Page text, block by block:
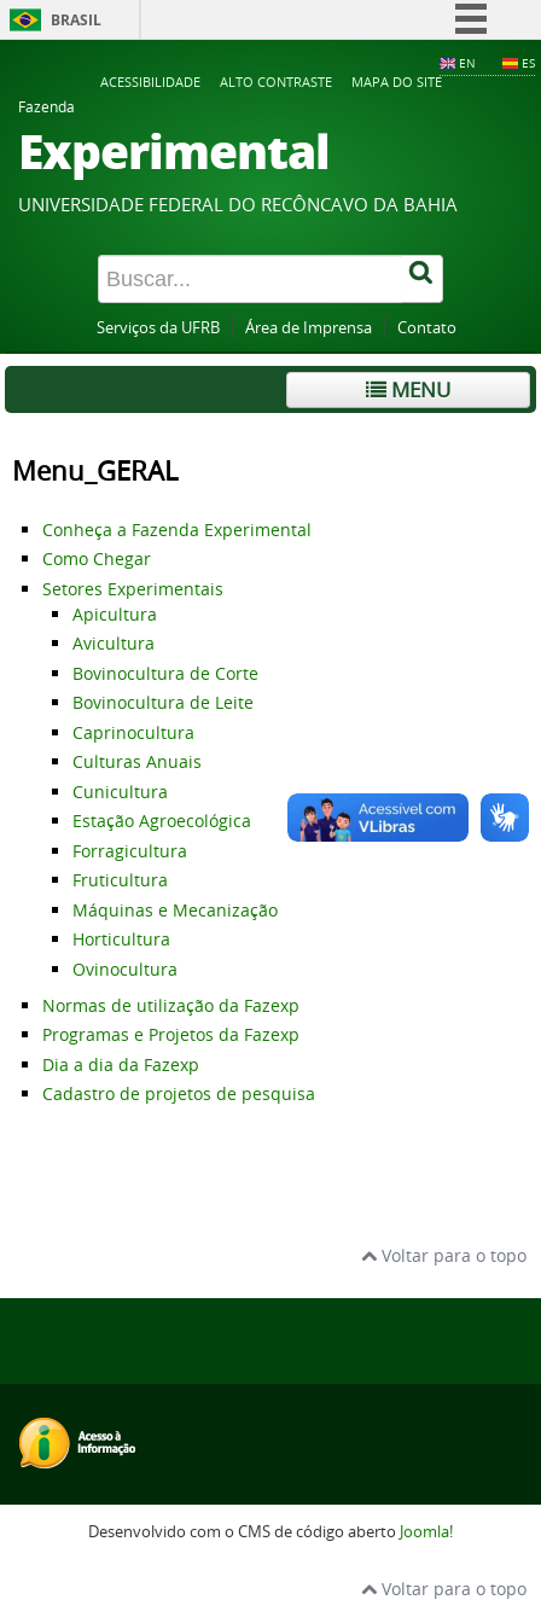
BRASIL
Acesso à informação
Legislação
Canais
EN ES
ACESSIBILIDADE ALTO CONTRASTE
MAPA DO SITE
Fazenda
Experimental
UNIVERSIDADE FEDERAL DO RECÔNCAVO DA BAHIA
Serviços da UFRB Área de Imprensa Contato
MENU
Menu_GERAL
Conheça a Fazenda Experimental
Como Chegar
Setores Experimentais
Apicultura
Avicultura
Bovinocultura de Corte
Bovinocultura de Leite
Caprinocultura
Culturas Anuais
Cunicultura
Estação Agroecológica
Forragicultura
Fruticultura
Máquinas e Mecanização
Horticultura
Ovinocultura
Normas de utilização da Fazexp
Programas e Projetos da Fazexp
Dia a dia da Fazexp
Cadastro de projetos de pesquisa
Voltar para o topo
Desenvolvido com o CMS de código aberto Joomla!
Voltar para o topo